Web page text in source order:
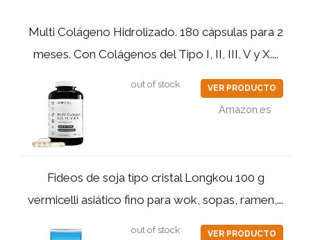
Multi Colágeno Hidrolizado. 180 cápsulas para 2
meses. Con Colágenos del Tipo I, II, III, V y X....
out of stock VER PRODUCTO
Amazon.es
Fideos de soja tipo cristal Longkou 100 g
vermicelli asiático fino para wok, sopas, ramen,...
out of stock VER PRODUCTO